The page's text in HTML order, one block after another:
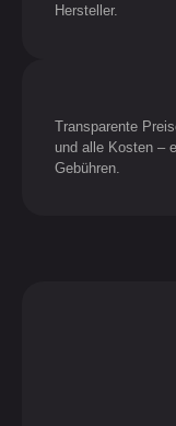
Hersteller.
Transparente
und alle Kosten –
Gebühren.